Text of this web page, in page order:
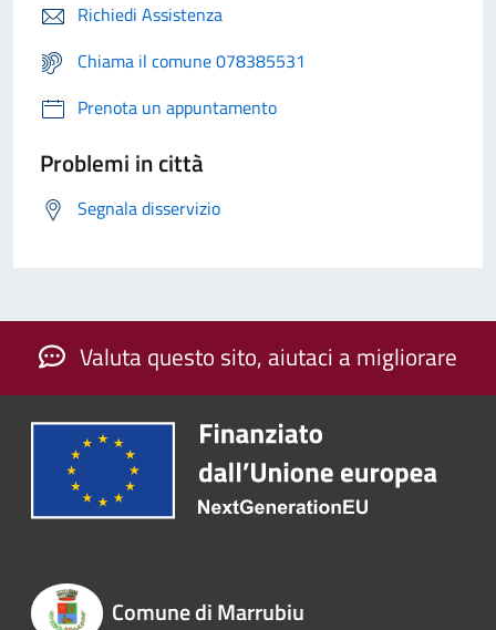
Richiedi Assistenza
Chiama il comune 078385531
Prenota un appuntamento
Problemi in città
Segnala disservizio
Valuta questo sito, aiutaci a migliorare
Comune di Marrubiu